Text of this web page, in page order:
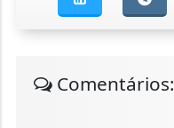
Comentários: